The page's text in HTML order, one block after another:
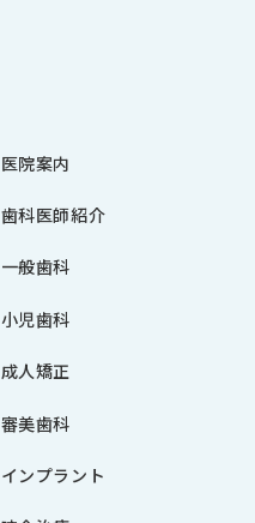
医院案内
歯科医師紹介
一般歯科
小児歯科
成人矯正
審美歯科
インプラント